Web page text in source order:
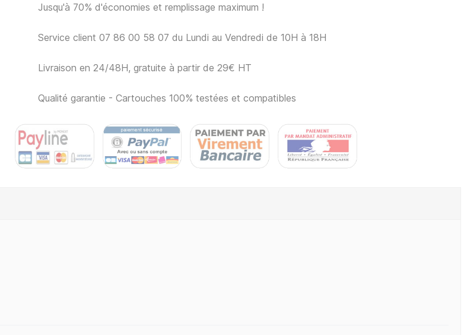
Jusqu'à 70% d'économies et remplissage maximum !
Service client 07 86 00 58 07 du Lundi au Vendredi de 10H à 18H
Livraison en 24/48H, gratuite à partir de 29€ HT
Qualité garantie - Cartouches 100% testées et compatibles